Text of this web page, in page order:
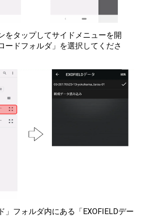
をタップしてサイドメニューを開
ードフォルダ」を選択してくださ
」フォルダ内にある「EXOFIELDデー